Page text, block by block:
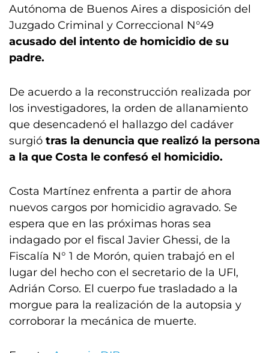
Autónoma de Buenos Aires a disposición del
Juzgado Criminal y Correccional N°49
acusado del intento de homicidio de su
padre.
De acuerdo a la reconstrucción realizada por
los investigadores, la orden de allanamiento
que desencadenó el hallazgo del cadáver
surgió tras la denuncia que realizó la persona
a la que Costa le confesó el homicidio.
Costa Martínez enfrenta a partir de ahora
nuevos cargos por homicidio agravado. Se
espera que en las próximas horas sea
indagado por el fiscal Javier Ghessi, de la
Fiscalía N° 1 de Morón, quien trabajó en el
lugar del hecho con el secretario de la UFI,
Adrián Corso. El cuerpo fue trasladado a la
morgue para la realización de la autopsia y
corroborar la mecánica de muerte.